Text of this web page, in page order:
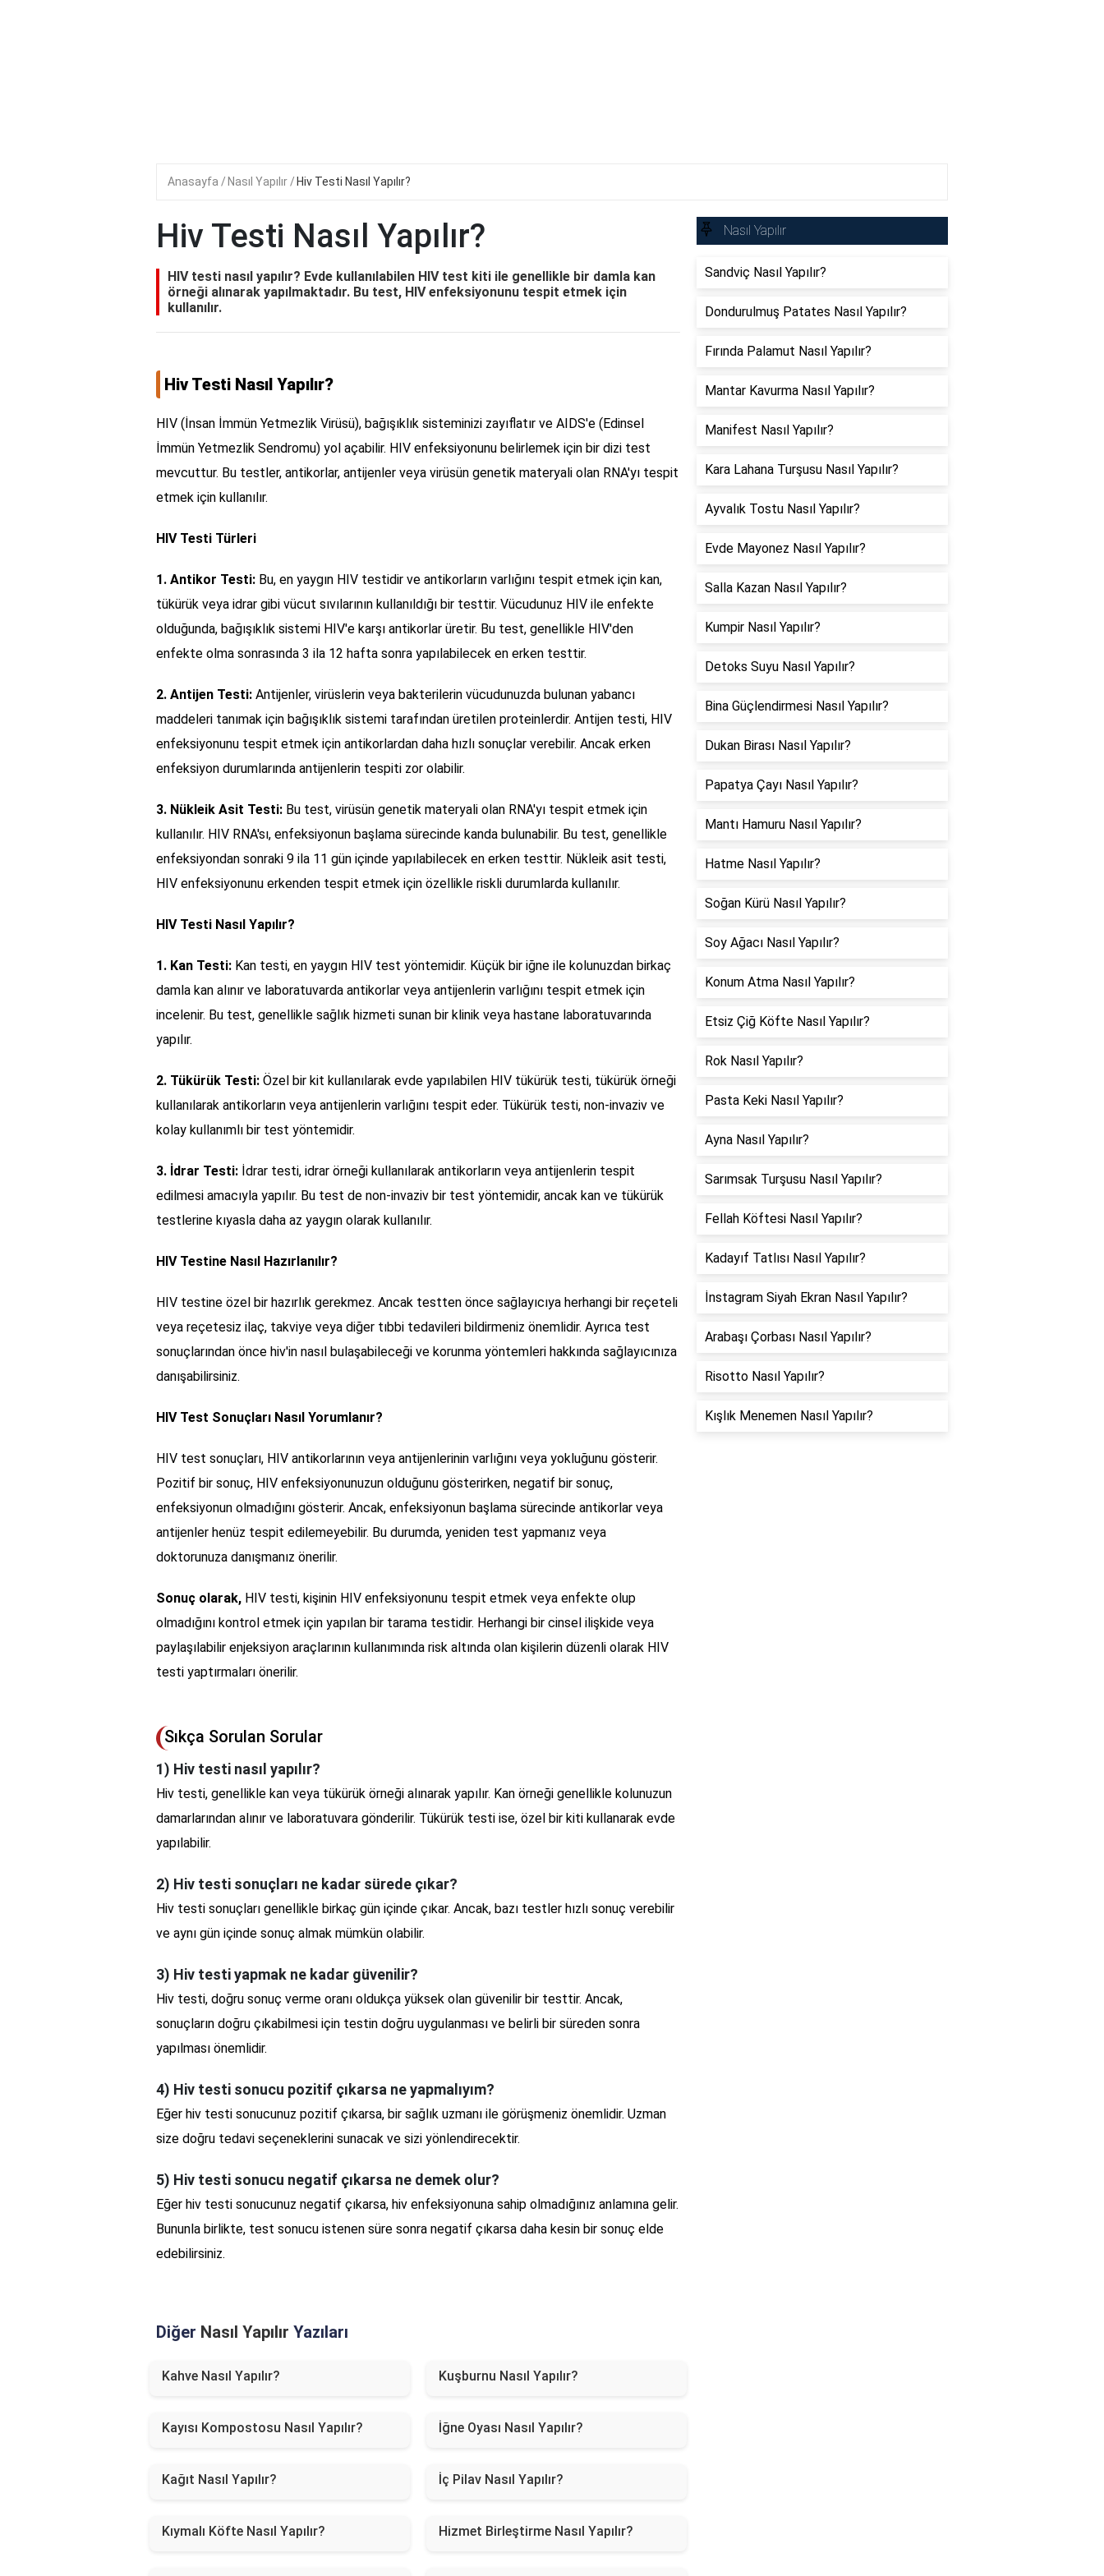
Anasayfa Nasıl Yapılır Hiv Testi Nasıl Yapılır?
Hiv Testi Nasıl Yapılır?
HIV testi nasıl yapılır? Evde kullanılabilen HIV test kiti ile genellikle bir damla kan
örneği alınarak yapılmaktadır. Bu test, HIV enfeksiyonunu tespit etmek için
kullanılır.
Hiv Testi Nasıl Yapılır?
HIV (İnsan İmmün Yetmezlik Virüsü), bağışıklık sisteminizi zayıflatır ve AIDS'e (Edinsel
İmmün Yetmezlik Sendromu) yol açabilir. HIV enfeksiyonunu belirlemek için bir dizi test
mevcuttur. Bu testler, antikorlar, antijenler veya virüsün genetik materyali olan RNA'yı tespit
etmek için kullanılır.
HIV Testi Türleri
1. Antikor Testi: Bu, en yaygın HIV testidir ve antikorların varlığını tespit etmek için kan,
tükürük veya idrar gibi vücut sıvılarının kullanıldığı bir testtir. Vücudunuz HIV ile enfekte
olduğunda, bağışıklık sistemi HIV'e karşı antikorlar üretir. Bu test, genellikle HIV'den
enfekte olma sonrasında 3 ila 12 hafta sonra yapılabilecek en erken testtir.
2. Antijen Testi: Antijenler, virüslerin veya bakterilerin vücudunuzda bulunan yabancı
maddeleri tanımak için bağışıklık sistemi tarafından üretilen proteinlerdir. Antijen testi, HIV
enfeksiyonunu tespit etmek için antikorlardan daha hızlı sonuçlar verebilir. Ancak erken
enfeksiyon durumlarında antijenlerin tespiti zor olabilir.
3. Nükleik Asit Testi: Bu test, virüsün genetik materyali olan RNA'yı tespit etmek için
kullanılır. HIV RNA'sı, enfeksiyonun başlama sürecinde kanda bulunabilir. Bu test, genellikle
enfeksiyondan sonraki 9 ila 11 gün içinde yapılabilecek en erken testtir. Nükleik asit testi,
HIV enfeksiyonunu erkenden tespit etmek için özellikle riskli durumlarda kullanılır.
HIV Testi Nasıl Yapılır?
1. Kan Testi: Kan testi, en yaygın HIV test yöntemidir. Küçük bir iğne ile kolunuzdan birkaç
damla kan alınır ve laboratuvarda antikorlar veya antijenlerin varlığını tespit etmek için
incelenir. Bu test, genellikle sağlık hizmeti sunan bir klinik veya hastane laboratuvarında
yapılır.
2. Tükürük Testi: Özel bir kit kullanılarak evde yapılabilen HIV tükürük testi, tükürük örneği
kullanılarak antikorların veya antijenlerin varlığını tespit eder. Tükürük testi, non-invaziv ve
kolay kullanımlı bir test yöntemidir.
3. İdrar Testi: İdrar testi, idrar örneği kullanılarak antikorların veya antijenlerin tespit
edilmesi amacıyla yapılır. Bu test de non-invaziv bir test yöntemidir, ancak kan ve tükürük
testlerine kıyasla daha az yaygın olarak kullanılır.
HIV Testine Nasıl Hazırlanılır?
HIV testine özel bir hazırlık gerekmez. Ancak testten önce sağlayıcıya herhangi bir reçeteli
veya reçetesiz ilaç, takviye veya diğer tıbbi tedavileri bildirmeniz önemlidir. Ayrıca test
sonuçlarından önce hiv'in nasıl bulaşabileceği ve korunma yöntemleri hakkında sağlayıcınıza
danışabilirsiniz.
HIV Test Sonuçları Nasıl Yorumlanır?
HIV test sonuçları, HIV antikorlarının veya antijenlerinin varlığını veya yokluğunu gösterir.
Pozitif bir sonuç, HIV enfeksiyonunuzun olduğunu gösterirken, negatif bir sonuç,
enfeksiyonun olmadığını gösterir. Ancak, enfeksiyonun başlama sürecinde antikorlar veya
antijenler henüz tespit edilemeyebilir. Bu durumda, yeniden test yapmanız veya
doktorunuza danışmanız önerilir.
Sonuç olarak, HIV testi, kişinin HIV enfeksiyonunu tespit etmek veya enfekte olup
olmadığını kontrol etmek için yapılan bir tarama testidir. Herhangi bir cinsel ilişkide veya
paylaşılabilir enjeksiyon araçlarının kullanımında risk altında olan kişilerin düzenli olarak HIV
testi yaptırmaları önerilir.
Sıkça Sorulan Sorular
1) Hiv testi nasıl yapılır?
Hiv testi, genellikle kan veya tükürük örneği alınarak yapılır. Kan örneği genellikle kolunuzun
damarlarından alınır ve laboratuvara gönderilir. Tükürük testi ise, özel bir kiti kullanarak evde
yapılabilir.
2) Hiv testi sonuçları ne kadar sürede çıkar?
Hiv testi sonuçları genellikle birkaç gün içinde çıkar. Ancak, bazı testler hızlı sonuç verebilir
ve aynı gün içinde sonuç almak mümkün olabilir.
3) Hiv testi yapmak ne kadar güvenilir?
Hiv testi, doğru sonuç verme oranı oldukça yüksek olan güvenilir bir testtir. Ancak,
sonuçların doğru çıkabilmesi için testin doğru uygulanması ve belirli bir süreden sonra
yapılması önemlidir.
4) Hiv testi sonucu pozitif çıkarsa ne yapmalıyım?
Eğer hiv testi sonucunuz pozitif çıkarsa, bir sağlık uzmanı ile görüşmeniz önemlidir. Uzman
size doğru tedavi seçeneklerini sunacak ve sizi yönlendirecektir.
5) Hiv testi sonucu negatif çıkarsa ne demek olur?
Eğer hiv testi sonucunuz negatif çıkarsa, hiv enfeksiyonuna sahip olmadığınız anlamına gelir.
Bununla birlikte, test sonucu istenen süre sonra negatif çıkarsa daha kesin bir sonuç elde
edebilirsiniz.
Diğer Nasıl Yapılır Yazıları
Kahve Nasıl Yapılır? Kuşburnu Nasıl Yapılır?
Kayısı Kompostosu Nasıl Yapılır? İğne Oyası Nasıl Yapılır?
Kağıt Nasıl Yapılır? İç Pilav Nasıl Yapılır?
Kıymalı Köfte Nasıl Yapılır? Hizmet Birleştirme Nasıl Yapılır?
Nasıl Yapılır
Sandviç Nasıl Yapılır?
Dondurulmuş Patates Nasıl Yapılır?
Fırında Palamut Nasıl Yapılır?
Mantar Kavurma Nasıl Yapılır?
Manifest Nasıl Yapılır?
Kara Lahana Turşusu Nasıl Yapılır?
Ayvalık Tostu Nasıl Yapılır?
Evde Mayonez Nasıl Yapılır?
Salla Kazan Nasıl Yapılır?
Kumpir Nasıl Yapılır?
Detoks Suyu Nasıl Yapılır?
Bina Güçlendirmesi Nasıl Yapılır?
Dukan Birası Nasıl Yapılır?
Papatya Çayı Nasıl Yapılır?
Mantı Hamuru Nasıl Yapılır?
Hatme Nasıl Yapılır?
Soğan Kürü Nasıl Yapılır?
Soy Ağacı Nasıl Yapılır?
Konum Atma Nasıl Yapılır?
Etsiz Çiğ Köfte Nasıl Yapılır?
Rok Nasıl Yapılır?
Pasta Keki Nasıl Yapılır?
Ayna Nasıl Yapılır?
Sarımsak Turşusu Nasıl Yapılır?
Fellah Köftesi Nasıl Yapılır?
Kadayıf Tatlısı Nasıl Yapılır?
İnstagram Siyah Ekran Nasıl Yapılır?
Arabaşı Çorbası Nasıl Yapılır?
Risotto Nasıl Yapılır?
Kışlık Menemen Nasıl Yapılır?